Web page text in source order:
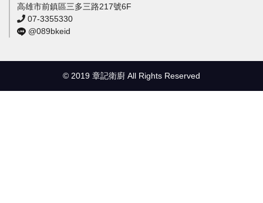
高雄市前鎮區三多三路217號6F
07-3355330
@089bkeid
© 2019 章記衛廚 All Rights Reserved